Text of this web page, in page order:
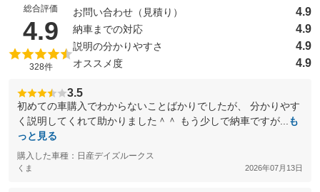
総合評価
4.9 （5点満点中）
328件
お問い合わせ（見積り） 4.9
納車までの対応 4.9
説明の分かりやすさ 4.9
オススメ度 4.9
3.5
初めての車購入でわからないことばかりでしたが、 分かりやす
く説明してくれて助かりました＾＾ もう少しで納車ですが...
も
っと見る
購入した車種：日産デイズルークス
くま 2026年07月13日